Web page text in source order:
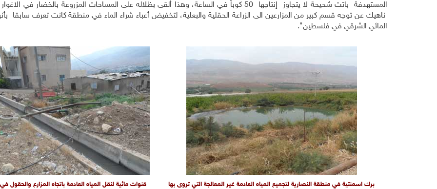
المستهدفة باتت شحيحة لا يتجاوز إنتاجها 50 كوباً في الساعة، وهذا ألقى بظلاله على المساحات المزروعة بالخضار في
ناهيك عن توجه قسم كبير من المزارعين الى الزراعة الحقلية والبعلية، لتخفيض أعباء شراء الماء في منطقة كانت تعرف سابقا
المائي الشرقي في فلسطين".
برك اسمنتية في منطقة النصارية لتجميع المياه العادمة غير المعالجة التي تروى بها
قنوات مائية لنقل المياه العادمة باتجاه المزارع والحقول في